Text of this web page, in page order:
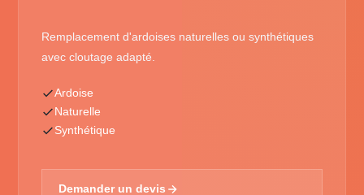
Remplacement d'ardoises naturelles ou synthétiques
avec cloutage adapté.
Ardoise
Naturelle
Synthétique
Demander un devis